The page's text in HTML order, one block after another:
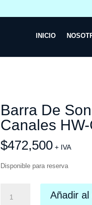
INICIO
Barra De
Canales
$472,500 + IVA
Disponible para reserva
Añadir al